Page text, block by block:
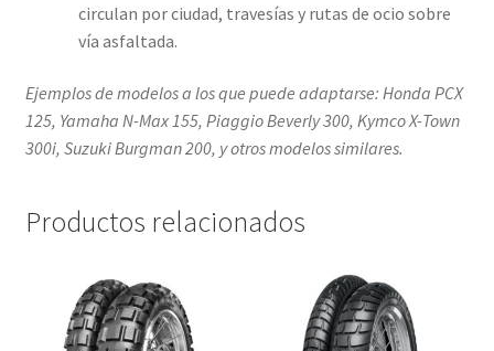
circulan por ciudad, travesías y rutas de ocio sobre
vía asfaltada.
Ejemplos de modelos a los que puede adaptarse: Honda PCX
125, Yamaha N-Max 155, Piaggio Beverly 300, Kymco X-Town
300i, Suzuki Burgman 200, y otros modelos similares.
Productos relacionados